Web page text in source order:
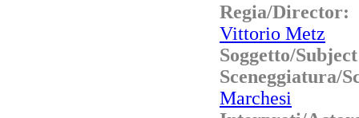
Regia/
Vittorio Metz
Soggetto/
Marchesi